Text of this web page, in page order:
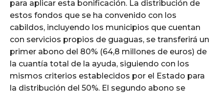
para aplicar esta bonificación. La distribución de
estos fondos que se ha convenido con los
cabildos, incluyendo los municipios que cuentan
con servicios propios de guaguas, se transferirá un
primer abono del 80% (64,8 millones de euros) de
la cuantía total de la ayuda, siguiendo con los
mismos criterios establecidos por el Estado para
la distribución del 50%. El segundo abono se